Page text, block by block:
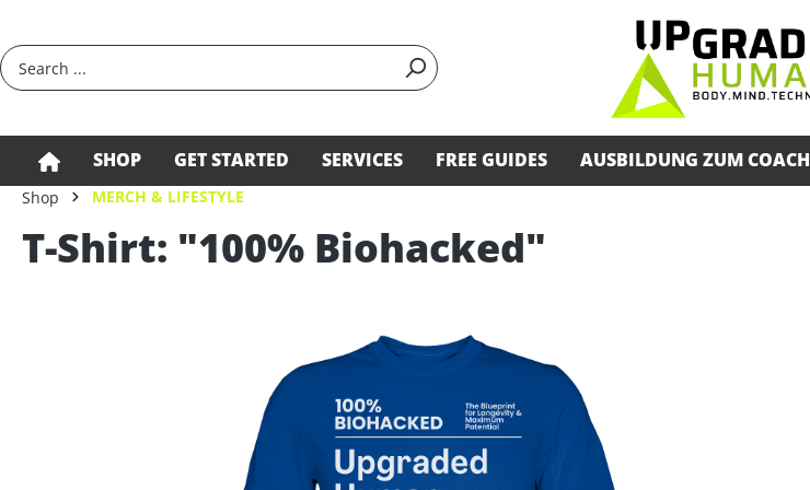
SHOP GET STARTED SERVICES FREE GUIDES AUSBILDUNG ZUM COACH
Shop MERCH & LIFESTYLE
T-Shirt: "100% Biohacked"